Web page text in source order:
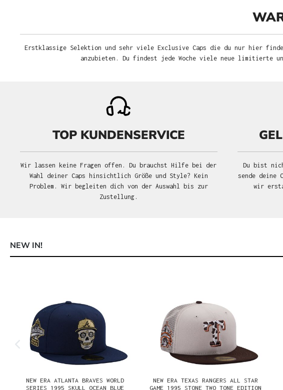
Erstklassige Selektion und sehr viele Exclusive Caps die du nur hier
anzubieten. Du findest jede Woche viele neue limitierte
TOP KUNDENSERVICE
Wir lassen keine Fragen offen. Du brauchst Hilfe bei der
Wahl deiner Caps hinsichtlich Größe und Style? Kein
Problem. Wir begleiten dich von der Auswahl bis zur
Zustellung.
Du bist
sende deine
wir
NEW IN!
NEW ERA ATLANTA BRAVES WORLD
SERIES 1995 SKULL OCEAN BLUE
NEW ERA TEXAS RANGERS ALL STAR
GAME 1995 STONE TWO TONE EDITION